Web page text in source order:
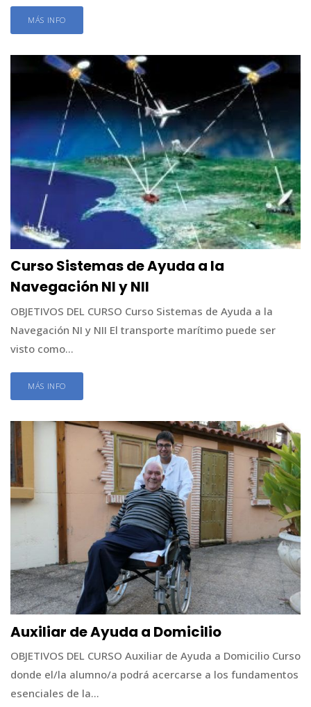
MÁS INFO
Curso Sistemas de Ayuda a la
Navegación NI y NII
OBJETIVOS DEL CURSO Curso Sistemas de Ayuda a la
Navegación NI y NII El transporte marítimo puede ser
visto como...
MÁS INFO
Auxiliar de Ayuda a Domicilio
OBJETIVOS DEL CURSO Auxiliar de Ayuda a Domicilio Curso
donde el/la alumno/a podrá acercarse a los fundamentos
esenciales de la...